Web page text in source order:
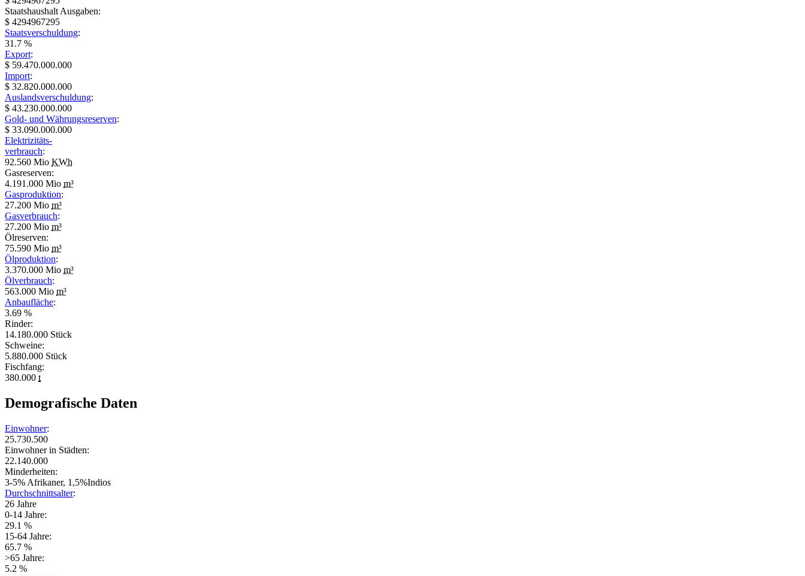
Staatshaushalt Ausgaben:
$ 4294967295
Staatsverschuldung:
31.7 %
Export:
$ 59.470.000.000
Import:
$ 32.820.000.000
Auslandsverschuldung:
$ 43.230.000.000
Gold- und Währungsreserven:
$ 33.090.000.000
Elektrizitäts-
verbrauch:
92.560 Mio KWh
Gasreserven:
4.191.000 Mio m³
Gasproduktion:
27.200 Mio m³
Gasverbrauch:
27.200 Mio m³
Ölreserven:
75.590 Mio m³
Ölproduktion:
3.370.000 Mio m³
Ölverbrauch:
563.000 Mio m³
Anbaufläche:
3.69 %
Rinder:
14.180.000 Stück
Schweine:
5.880.000 Stück
Fischfang:
380.000 t
Demografische Daten
Einwohner:
25.730.500
Einwohner in Städten:
22.140.000
Minderheiten:
3-5% Afrikaner, 1,5%Indios
Durchschnittsalter:
26 Jahre
0-14 Jahre:
29.1 %
15-64 Jahre:
65.7 %
>65 Jahre:
5.2 %